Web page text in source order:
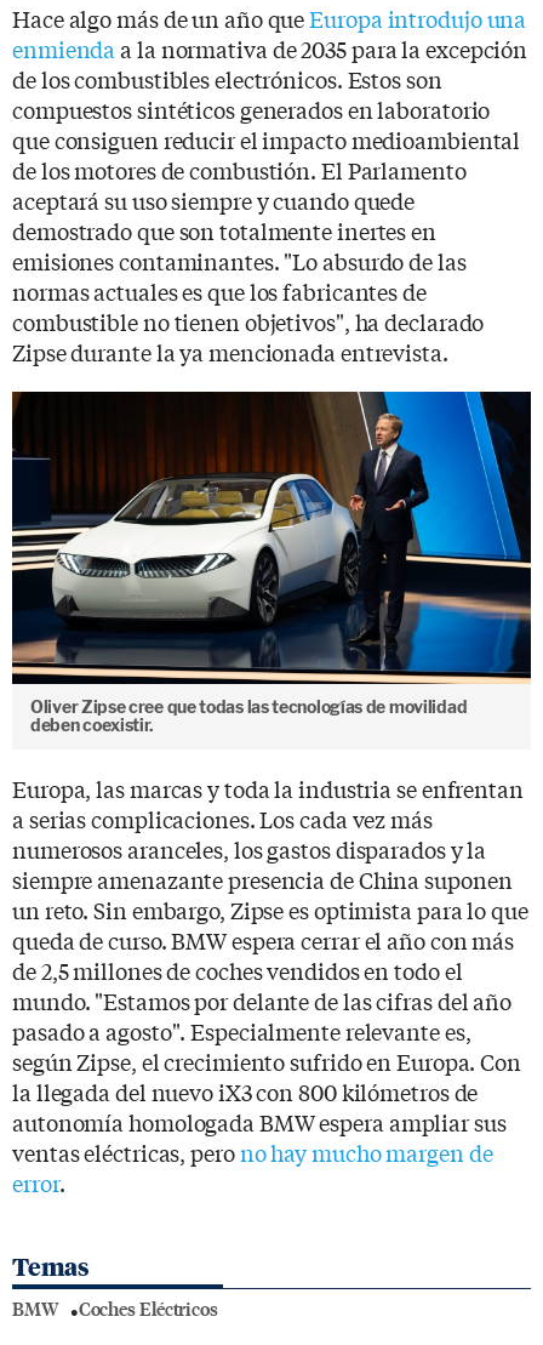
Hace algo más de un año queEuropa introdujo una
enmienda a la normativa de 2035 para la excepción
de los combustibles electrónicos. Estos son
compuestos sintéticos generados en laboratorio
que consiguen reducir el impacto medioambiental
de los motores de combustión. El Parlamento
aceptará su uso siempre y cuando quede
demostrado que son totalmente inertes en
emisiones contaminantes. "Lo absurdo de las
normas actuales es que los fabricantes de
combustible no tienen objetivos", ha declarado
Zipse durante la ya mencionada entrevista.
Oliver Zipse cree que todas las tecnologías de movilidad
deben coexistir.
Europa, las marcas y toda la industria se enfrentan
a serias complicaciones. Los cada vez más
numerosos aranceles, los gastos disparados y la
siempre amenazante presencia de China suponen
un reto. Sin embargo, Zipse es optimista para lo que
queda de curso. BMW espera cerrar el año con más
de 2,5 millones de coches vendidos en todo el
mundo. "Estamos por delante de las cifras del año
pasado a agosto". Especialmente relevante es,
según Zipse, el crecimiento sufrido en Europa. Con
la llegada del nuevo iX3 con 800 kilómetros de
autonomía homologada BMW espera ampliar sus
ventas eléctricas, perono hay mucho margen de
error.
Temas
BMW Coches Eléctricos